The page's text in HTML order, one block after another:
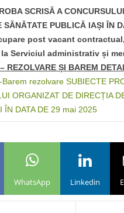
SCRISĂ A
SĂNĂTATE PUBLICĂ IAȘI ÎN
post vacant
Serviciul administrativ și
– REZOLVARE ȘI BAREM
rezolvare SUBIECTE
ORGANIZAT DE DIRECȚIA
ÎN DATA DE 29 mai 2025
WhatsApp Linkedin